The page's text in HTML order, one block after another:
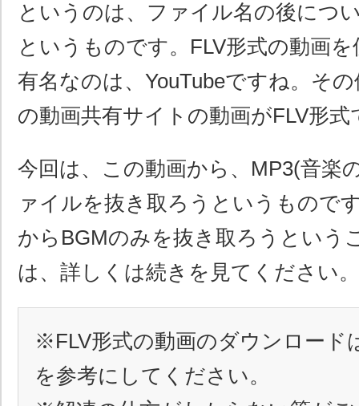
というのは、ファイル名の後につ
というものです。FLV形式の動画
有名なのは、YouTubeですね。そ
の動画共有サイトの動画がFLV形式
今回は、この動画から、MP3(音楽
ァイルを抜き取ろうというもので
からBGMのみを抜き取ろうという
は、詳しくは続きを見てください。
※FLV形式の動画のダウンロード
を参考にしてください。